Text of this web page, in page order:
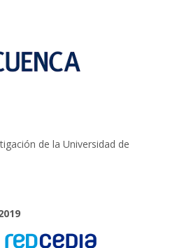
de la Universidad de